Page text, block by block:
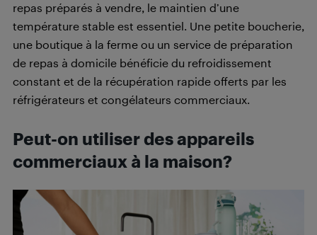
repas préparés à vendre, le maintien d’une
température stable est essentiel. Une petite boucherie,
une boutique à la ferme ou un service de préparation
de repas à domicile bénéficie du refroidissement
constant et de la récupération rapide offerts par les
réfrigérateurs et congélateurs commerciaux.
Peut-on utiliser des appareils
commerciaux à la maison?